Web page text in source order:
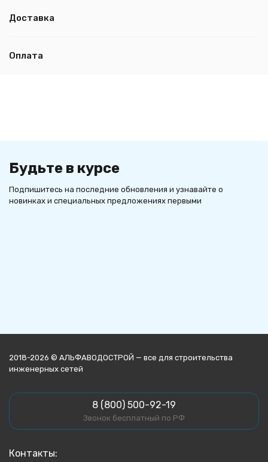
Доставка
Оплата
Будьте в курсе
Подпишитесь на последние обновления и узнавайте о
новинках и специальных предложениях первыми
2018-2026 © АЛЬФАВОДОСТРОЙ — все для строительства
инженерных сетей
8 (800) 500-92-19
Звонок бесплатный по РФ
Контакты: